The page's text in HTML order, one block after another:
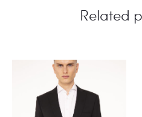
Related